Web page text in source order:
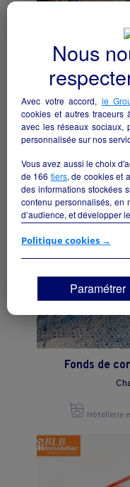
Vends Fonds
Fonds de
Hôtellerie
Nous
Avec votre accord, le
cookies et autres traceurs
avec les réseaux sociaux,
personnalisée sur nos
Vous avez aussi le choix
de 166 tiers, de cookies et
des informations stockées
contenu personnalisés, en
d’audience, et développer
Si vous continuez sans
vos centres d'intérêt.
déposés et lus sur votre
Vous pouvez exprimer
"Continuer sans
moment en cliquant sur le
page.
Politique cookies →
Paramétrer